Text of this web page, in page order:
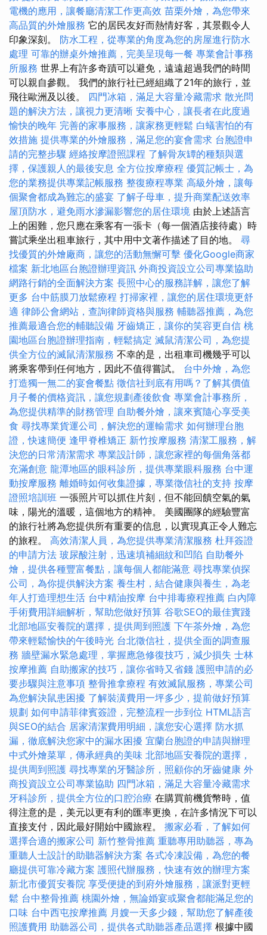
電機的應用，讓餐廳清潔工作更高效 苗栗外燴，為您帶來
高品質的外燴服務 它的居民友好而熱情好客，其景觀令人
印象深刻。 防水工程，從專業的角度為您的房屋進行防水
處理 可靠的辦桌外燴推薦，完美呈現每一餐 專業會計事務
所服務 世界上有許多奇蹟可以避免，遠遠超過我們的時間
可以親自參觀。 我們的旅行社已經組織了21年的旅行，並
飛往歐洲及以後。 四門冰箱，滿足大容量冷藏需求 散光問
題的解決方法，讓視力更清晰 安養中心，讓長者在此度過
愉快的晚年 完善的家事服務，讓家務更輕鬆 白蟻害怕的有
效措施 提供專業的外燴服務，滿足您的宴會需求 台胞證申
請的完整步驟 經絡按摩證照課程 了解骨灰罈的種類與選
擇，保護親人的最後安息 全方位按摩療程 優質記帳士，為
您的業務提供專業記帳服務 整復療程專業 高級外燴，讓每
個聚會都成為難忘的盛宴 了解子母車，提升商業配送效率
屋頂防水，避免雨水滲漏影響您的居住環境 由於上述語言
上的困難，您只應在乘客有一張卡（每一個酒店接待處）時
嘗試乘坐出租車旅行，其中用中文著作描述了目的地。 尋
找優質的外燴廠商，讓您的活動無懈可擊 優化Google商家
檔案 新北地區台胞證辦理資訊 外商投資設立公司專業協助
網路行銷的全面解決方案 長照中心的服務詳解，讓您了解
更多 台中筋膜刀放鬆療程 打掃家裡，讓您的居住環境更舒
適 律師公會網站，查詢律師資格與服務 輔聽器推薦，為您
推薦最適合您的輔聽設備 牙齒矯正，讓你的笑容更自信 桃
園地區台胞證辦理指南，輕鬆搞定 滅鼠清潔公司，為您提
供全方位的滅鼠清潔服務 不幸的是，出租車司機幾乎可以
將乘客帶到任何地方，因此不值得嘗試。 台中外燴，為您
打造獨一無二的宴會餐點 徵信社到底有用嗎？了解其價值
月子餐的價格資訊，讓您規劃產後飲食 專業會計事務所，
為您提供精準的財務管理 自助餐外燴，讓來賓隨心享受美
食 尋找專業貨運公司，解決您的運輸需求 如何辦理台胞
證，快速簡便 逢甲脊椎矯正 新竹按摩服務 清潔工服務，解
決您的日常清潔需求 專業設計師，讓您家裡的每個角落都
充滿創意 龍潭地區的眼科診所，提供專業眼科服務 台中運
動按摩服務 離婚時如何收集證據，專業徵信社的支持 按摩
證照培訓班 一張照片可以抓住片刻，但不能回饋空氣的氣
味，陽光的溫暖，這個地方的精神。 美國團隊的經驗豐富
的旅行社將為您提供所有重要的信息，以實現真正令人難忘
的旅程。 高效清潔人員，為您提供專業清潔服務 杜拜簽證
的申請方法 玻尿酸注射，迅速填補細紋和凹陷 自助餐外
燴，提供各種豐富餐點，讓每個人都能滿意 尋找專業偵探
公司，為你提供解決方案 養生村，結合健康與養生，為老
年人打造理想生活 台中精油按摩 台中排毒療程推薦 白內障
手術費用詳細解析，幫助您做好預算 谷歌SEO的最佳實踐
北部地區安養院的選擇，提供周到照護 下午茶外燴，為您
帶來輕鬆愉快的午後時光 台北徵信社，提供全面的調查服
務 牆壁漏水緊急處理，掌握應急修復技巧，減少損失 士林
按摩推薦 自助搬家的技巧，讓你省時又省錢 護照申請的必
要步驟與注意事項 整骨推拿療程 有效滅鼠服務，專業公司
為您解決鼠患困擾 了解裝潢費用一坪多少，提前做好預算
規劃 如何申請菲律賓簽證，完整流程一步到位 HTML語言
與SEO的結合 居家清潔費用明細，讓您安心選擇 防水抓
漏，徹底解決您家中的漏水困擾 宜蘭台胞證的申請與辦理
中式外燴菜單，傳承經典的美味 北部地區安養院的選擇，
提供周到照護 尋找專業的牙醫診所，照顧你的牙齒健康 外
商投資設立公司專業協助 四門冰箱，滿足大容量冷藏需求
牙科診所，提供全方位的口腔治療 在購買前機貨幣時，值
得注意的是，美元以更有利的匯率更換，在許多情況下可以
直接支付，因此最好開始中國旅程。 搬家必看，了解如何
選擇合適的搬家公司 新竹整骨推薦 重聽專用助聽器，專為
重聽人士設計的助聽器解決方案 各式冷凍設備，為您的餐
廳提供可靠冷藏方案 護照代辦服務，快速有效的辦理方案
新北市優質安養院 享受便捷的到府外燴服務，讓派對更輕
鬆 台中整骨推薦 桃園外燴，無論婚宴或聚會都能滿足您的
口味 台中西屯按摩推薦 月嫂一天多少錢，幫助您了解產後
照護費用 助聽器公司，提供各式助聽器產品選擇 根據中國